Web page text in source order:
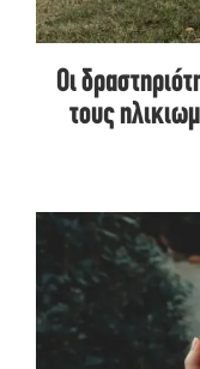
Οι
τους